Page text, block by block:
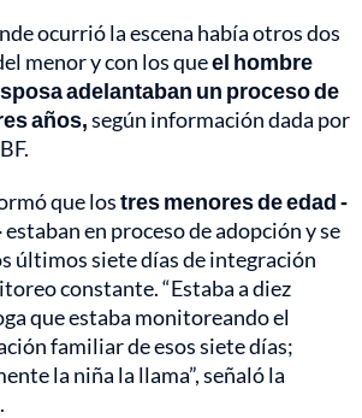
ocurrió la escena había otros dos
menor y con los queel hombre
adelantaban un proceso de
años,según información dada por
que lostres menores de edad -
estaban en proceso de adopción y se
últimos siete días de integración
constante. “Estaba a diez
que estaba monitoreando el
familiar de esos siete días;
la niña la llama”, señaló la